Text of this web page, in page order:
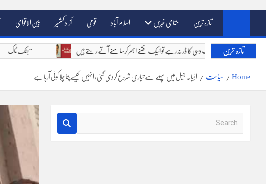
تازہ ترین مقامی خبریں اسلام آباد قومی آزاد کشمیر بین الاقوامی
تازہ ترینخالق دو جہاں کے سامنے جواب دہی کا ڈر نہ رہے تو انیک فتنے ابھر کر سامنے آتے رہتے ہیں
Home سیاست اڈیالہ جیل میں پہلے سے تیاری شروع کردی گئی، انہیں کیسے پتا چلا کوئی آرہا ہے
a